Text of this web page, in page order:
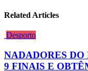
Related Articles
Desporto
NADADORES
9 FINAIS E